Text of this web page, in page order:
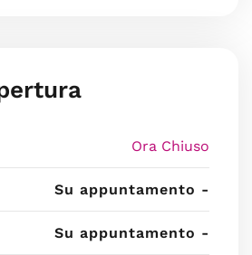
Ora Chiuso
Su appuntamento -
Su appuntamento -